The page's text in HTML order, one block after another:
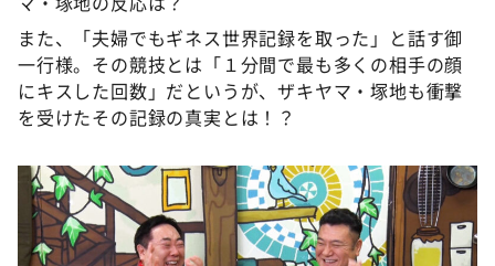
また、「夫婦でもギネス世界記録を取った」と話す御
一行様。その競技とは「１分間で最も多くの相手の顔
にキスした回数」だというが、ザキヤマ・塚地も衝撃
を受けたその記録の真実とは！？